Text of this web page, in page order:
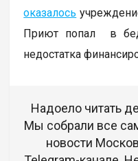
оказалось
Приют попал в
недостатка
Надоело читать
Мы собрали все
новости